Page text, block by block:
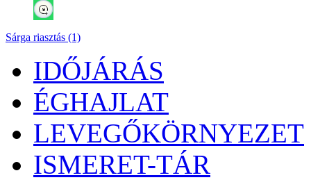
Sárga riasztás (1)
IDŐJÁRÁS
ÉGHAJLAT
LEVEGŐKÖRNYEZET
ISMERET-TÁR